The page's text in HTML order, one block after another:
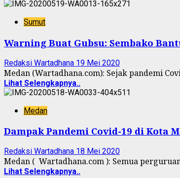
Sumut
Warning Buat Gubsu: Sembako
Redaksi Wartadhana 19 Mei 2020
Medan (Wartadhana.com): Sejak pandemi
Lihat Selengkapnya..
Medan
Dampak Pandemi Covid-19 di Kota
Redaksi Wartadhana 18 Mei 2020
Medan ( Wartadhana.com ): Semua
Lihat Selengkapnya..